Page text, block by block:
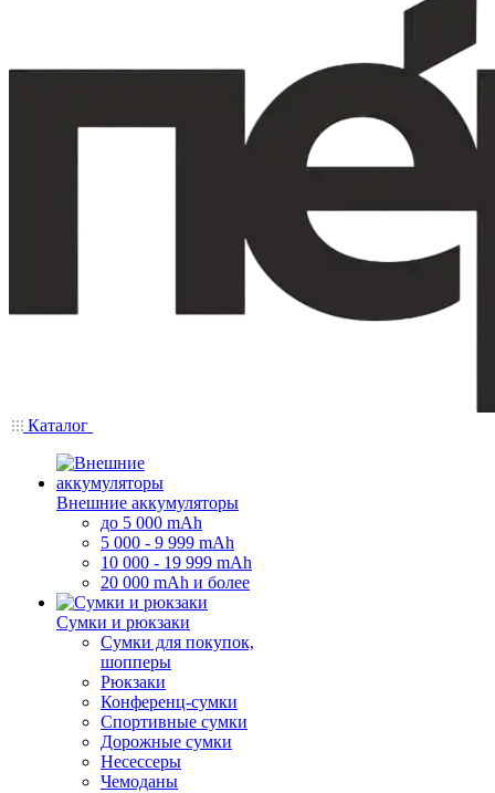
Каталог
Внешние аккумуляторы
до 5 000 mAh
5 000 - 9 999 mAh
10 000 - 19 999 mAh
20 000 mAh и более
Сумки и рюкзаки
Сумки для покупок,
шопперы
Рюкзаки
Конференц-сумки
Спортивные сумки
Дорожные сумки
Несессеры
Чемоданы